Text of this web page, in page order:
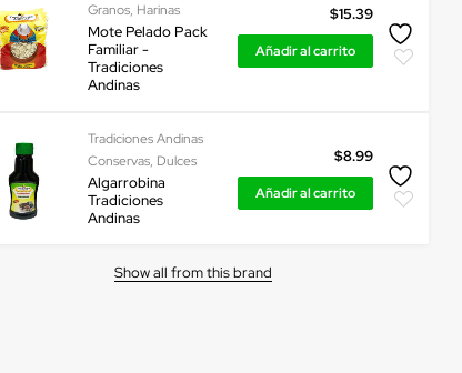
Granos, Harinas
Mote Pelado Pack
Familiar -
Tradiciones
Andinas
$15.39
Añadir al carrito
Tradiciones Andinas
Conservas, Dulces
Algarrobina
Tradiciones
Andinas
$8.99
Añadir al carrito
Show all from this brand